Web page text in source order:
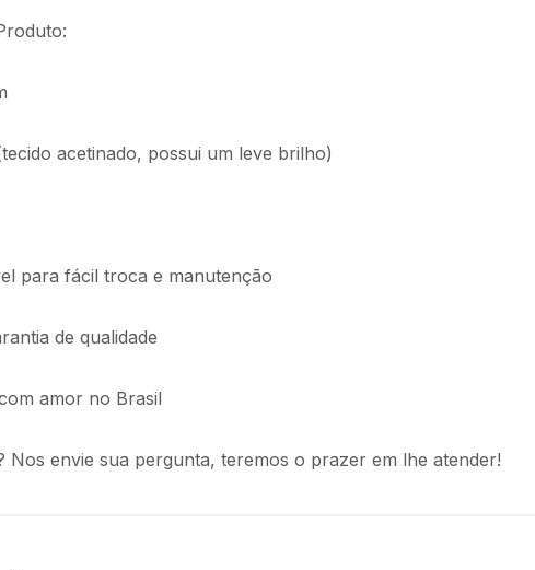
acetinado, possui um leve brilho)
para fácil troca e manutenção
de qualidade
amor no Brasil
Nos envie sua pergunta, teremos o prazer em lhe atender!